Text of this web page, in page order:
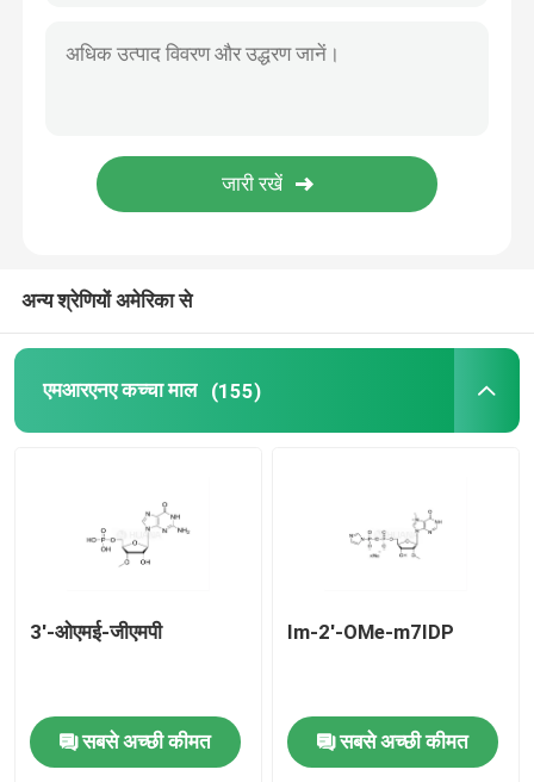
फ्लोरोसेंट रंग
वितरण प्रणाली
अन्य श्रेणियों अमेरिका से
एमआरएनए कच्चा माल (155)
3'-ओएमई-जीएमपी
सबसे अच्छी कीमत
Im-2'-OMe-m7IDP
सबसे अच्छी कीमत